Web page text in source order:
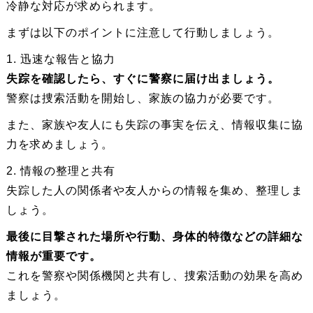
冷静な対応が求められます。
まずは以下のポイントに注意して行動しましょう。
1. 迅速な報告と協力
失踪を確認したら、すぐに警察に届け出ましょう。
警察は捜索活動を開始し、家族の協力が必要です。
また、家族や友人にも失踪の事実を伝え、情報収集に協
力を求めましょう。
2. 情報の整理と共有
失踪した人の関係者や友人からの情報を集め、整理しま
しょう。
最後に目撃された場所や行動、身体的特徴などの詳細な
情報が重要です。
これを警察や関係機関と共有し、捜索活動の効果を高め
ましょう。